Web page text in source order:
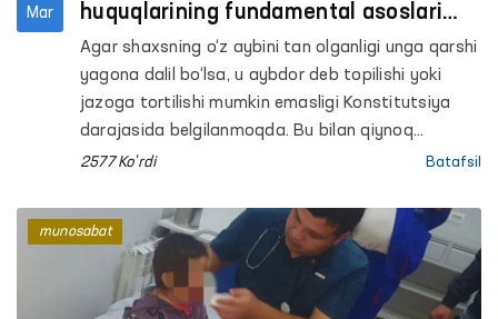
Mar
huquqlarining fundamental asoslari
mustahkamlanishiga hissa qo‘shing!
Agar shaxsning o‘z aybini tan olganligi unga qarshi
yagona dalil bo‘lsa, u aybdor deb topilishi yoki
jazoga tortilishi mumkin emasligi Konstitutsiya
darajasida belgilanmoqda. Bu bilan qiynoq
holatlarini keltirib chiqaruvchi omillar ildizi
xalqaro hujjatlarda aks etgan Miranda qoidasi,
yaʼni shaxsni ushlab turish chog‘ida unga
huquqlari, ushlab turilishi asoslari tushuntirilishi
bo‘yicha ham norma kiritilayapti.
2577 Ko'rdi Batafsil
munosabat